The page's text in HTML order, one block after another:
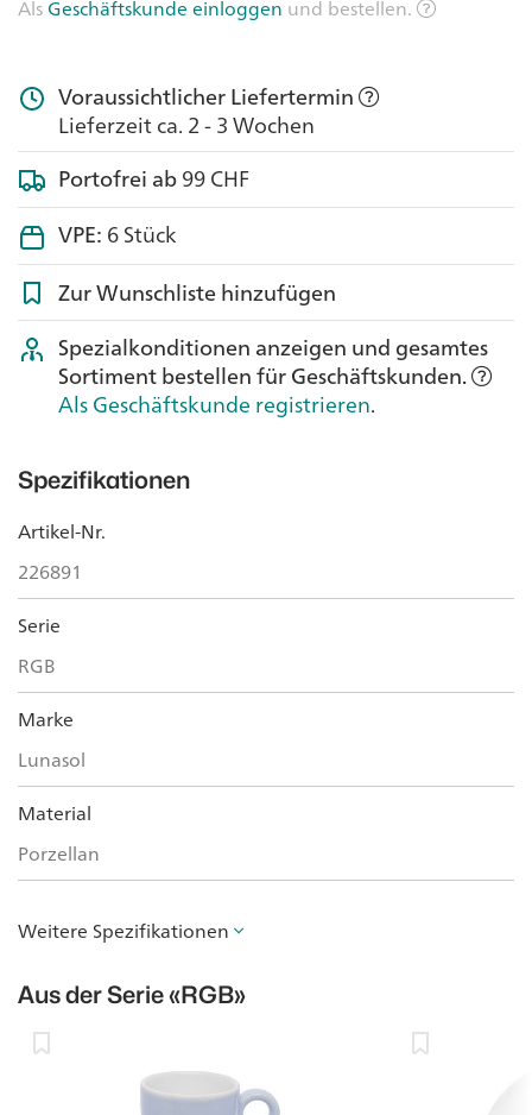
AlsGeschäftskunde einloggen und bestellen.
Voraussichtlicher Liefertermin
Lieferzeit ca. 2 - 3 Wochen
Portofrei ab99 CHF
VPE:6 Stück
Zur Wunschliste hinzufügen
Spezialkonditionen anzeigen und gesamtes
Sortiment bestellen für Geschäftskunden.
Als Geschäftskunde registrieren.
Spezifikationen
Artikel-Nr.
226891
Serie
RGB
Marke
Lunasol
Material
Porzellan
Weitere Spezifikationen
Aus der Serie«RGB»